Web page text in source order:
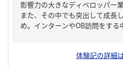
影響力の大きなディベロッパー
また、その中でも突出して成長
め。インターンやOB訪問をす
体験記の詳細